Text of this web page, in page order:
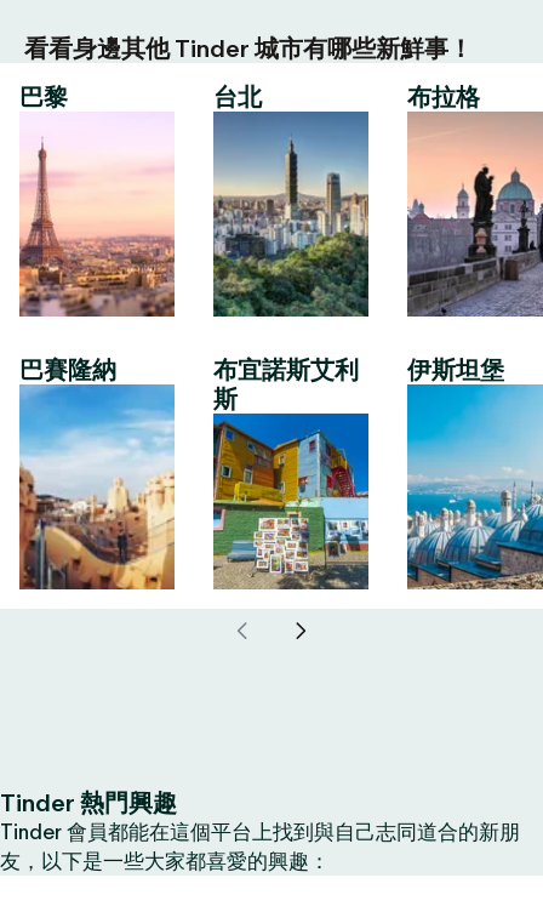
看看身邊其他 Tinder 城市有哪些新鮮事！
巴黎
巴賽隆納
台北
布宜諾斯艾利
斯
布拉格
伊斯坦堡
Tinder 熱門興趣
Tinder 會員都能在這個平台上找到與自己志同道合的新朋
友，以下是一些大家都喜愛的興趣：